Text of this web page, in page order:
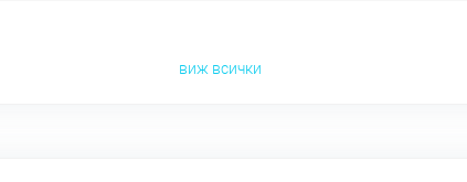
виж всички